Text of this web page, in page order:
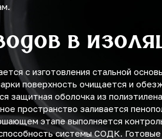
в
с изготовления стальной
поверхность очищается и
защитная оболочка из
пространство заливается
этапе выполняется
системы СОДК.